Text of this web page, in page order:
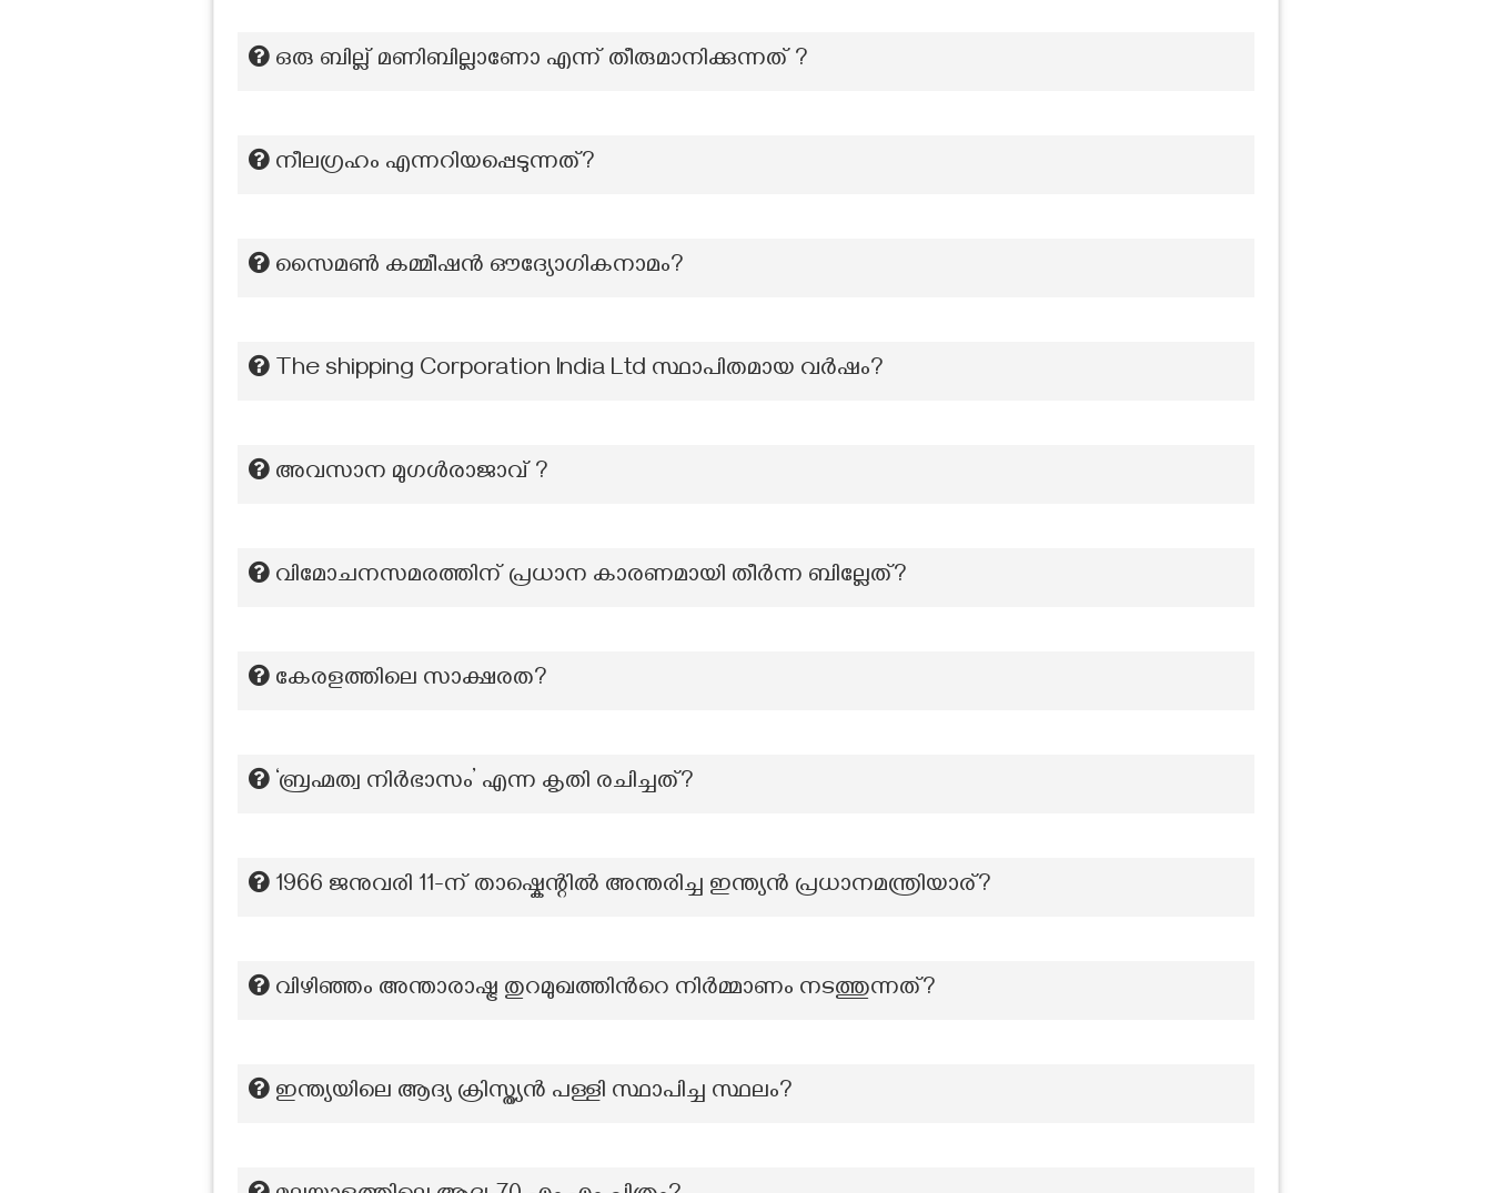
ഒരു ബില്ല് മണിബില്ലാണോ എന്ന് തീരുമാനിക്കുന്നത് ?
നീലഗ്രഹം എന്നറിയപ്പെടുന്നത്?
സൈമൺ കമ്മീഷൻ ഔദ്യോഗികനാമം?
The shipping Corporation India Ltd സ്ഥാപിതമായ വർഷം?
അവസാന മുഗൾരാജാവ് ?
വിമോചനസമരത്തിന് പ്രധാന കാരണമായി തീർന്ന ബില്ലേത്?
കേരളത്തിലെ സാക്ഷരത?
‘ബ്രഹ്മത്വ നിർഭാസം’ എന്ന കൃതി രചിച്ചത്?
1966 ജനുവരി 11-ന് താഷ്കെന്റിൽ അന്തരിച്ച ഇന്ത്യൻ പ്രധാനമന്ത്രിയാര്?
വിഴിഞ്ഞം അന്താരാഷ്ട്ര തുറമുഖത്തിന്‍റെ നിർമ്മാണം നടത്തുന്നത്?
ഇന്ത്യയിലെ ആദ്യ ക്രിസ്ത്യൻ പള്ളി സ്ഥാപിച്ച സ്ഥലം?